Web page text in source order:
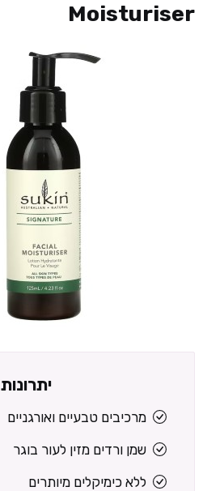
Moisturiser
יתרונות
מרכיבים טבעיים ואורגניים
שמן ורדים מזין לעור בוגר
ללא כימיקלים מיותרים